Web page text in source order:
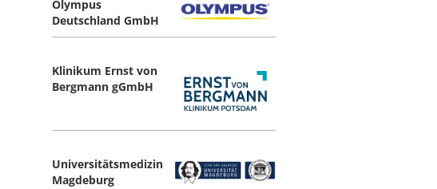
Olympus
Deutschland GmbH
Klinikum Ernst von
Bergmann gGmbH
Universitätsmedizin
Magdeburg